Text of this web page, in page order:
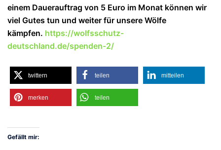
einem Dauerauftrag von 5 Euro im Monat können wir
viel Gutes tun und weiter für unsere Wölfe
kämpfen. https://wolfsschutz-
deutschland.de/spenden-2/
twittern teilen mitteilen
merken teilen
Gefällt mir: